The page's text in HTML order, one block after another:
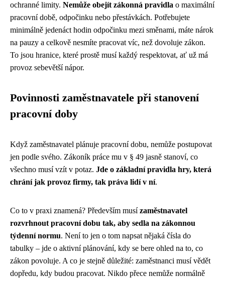
ochranné limity. Nemůže obejít zákonná pravidla o maximální
pracovní době, odpočinku nebo přestávkách. Potřebujete
minimálně jedenáct hodin odpočinku mezi směnami, máte nárok
na pauzy a celkově nesmíte pracovat víc, než dovoluje zákon.
To jsou hranice, které prostě musí každý respektovat, ať už má
provoz sebevětší nápor.
Povinnosti zaměstnavatele při stanovení
pracovní doby
Když zaměstnavatel plánuje pracovní dobu, nemůže postupovat
jen podle svého. Zákoník práce mu v § 49 jasně stanoví, co
všechno musí vzít v potaz. Jde o základní pravidla hry, která
chrání jak provoz firmy, tak práva lidí v ní.
Co to v praxi znamená? Především musízaměstnavatel
rozvrhnout pracovní dobu tak, aby sedla na zákonnou
týdenní normu. Není to jen o tom napsat nějaká čísla do
tabulky – jde o aktivní plánování, kdy se bere ohled na to, co
zákon povoluje. A co je stejně důležité: zaměstnanci musí vědět
dopředu, kdy budou pracovat. Nikdo přece nemůže normálně